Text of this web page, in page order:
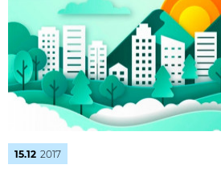
15.12 2017